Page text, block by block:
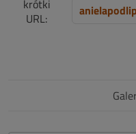
krótki
URL: